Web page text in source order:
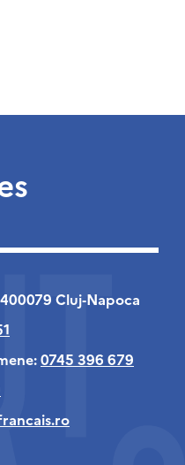
Cluj‑Napoca
0745 396 679